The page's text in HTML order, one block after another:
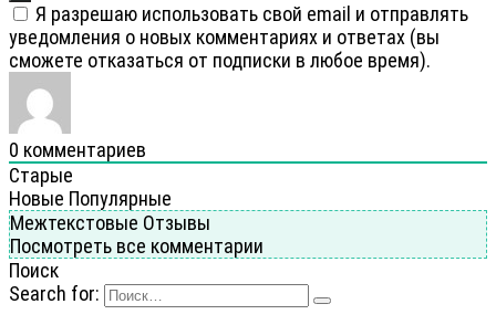
Я разрешаю использовать свой email и отправлять
уведомления о новых комментариях и ответах (вы
cможете отказаться от подписки в любое время).
0 комментариев
Старые
Новые Популярные
Межтекстовые Отзывы
Посмотреть все комментарии
Поиск
Search for: